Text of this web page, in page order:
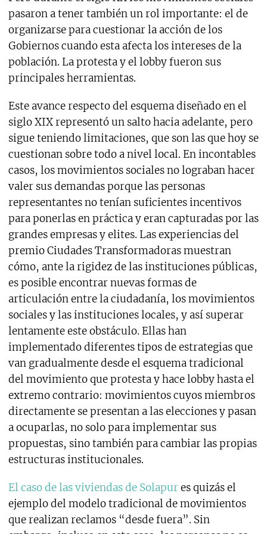
pasaron a tener también un rol importante: el de
organizarse para cuestionar la acción de los
Gobiernos cuando esta afecta los intereses de la
población. La protesta y el lobby fueron sus
principales herramientas.
Este avance respecto del esquema diseñado en el
siglo XIX representó un salto hacia adelante, pero
sigue teniendo limitaciones, que son las que hoy se
cuestionan sobre todo a nivel local. En incontables
casos, los movimientos sociales no lograban hacer
valer sus demandas porque las personas
representantes no tenían suficientes incentivos
para ponerlas en práctica y eran capturadas por las
grandes empresas y elites. Las experiencias del
premio Ciudades Transformadoras muestran
cómo, ante la rigidez de las instituciones públicas,
es posible encontrar nuevas formas de
articulación entre la ciudadanía, los movimientos
sociales y las instituciones locales, y así superar
lentamente este obstáculo. Ellas han
implementado diferentes tipos de estrategias que
van gradualmente desde el esquema tradicional
del movimiento que protesta y hace lobby hasta el
extremo contrario: movimientos cuyos miembros
directamente se presentan a las elecciones y pasan
a ocuparlas, no solo para implementar sus
propuestas, sino también para cambiar las propias
estructuras institucionales.
El caso de las viviendas de Solapures quizás el
ejemplo del modelo tradicional de movimientos
que realizan reclamos “desde fuera”. Sin